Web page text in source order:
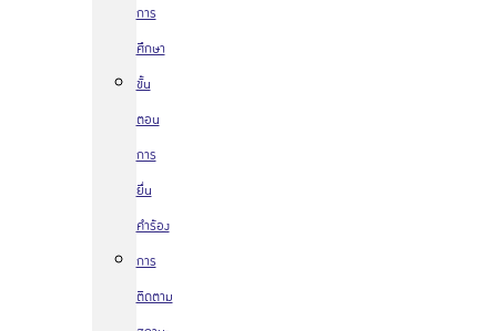
การ
ศึกษา
ขั้น
ตอน
การ
ยื่น
คำร้อง
การ
ติดตาม